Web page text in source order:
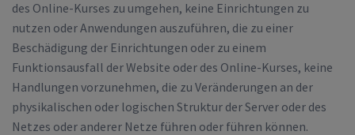
des Online-Kurses zu umgehen, keine Einrichtungen zu
nutzen oder Anwendungen auszuführen, die zu einer
Beschädigung der Einrichtungen oder zu einem
Funktionsausfall der Website oder des Online-Kurses, keine
Handlungen vorzunehmen, die zu Veränderungen an der
physikalischen oder logischen Struktur der Server oder des
Netzes oder anderer Netze führen oder führen können.